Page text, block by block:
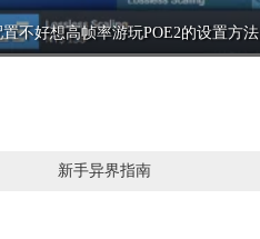
不好想高帧率游玩POE2的设置方法
新手异界指南